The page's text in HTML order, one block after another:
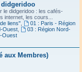
didgeridoo
le didgeridoo : les cafés-
internet, les cours...
liens",
01 : Paris - Région
Ouest,
03 : Région Nord-
Ouest
aux Membres)